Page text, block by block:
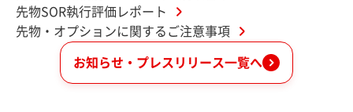
先物SOR執行評価レポート
先物・オプションに関するご注意事項
お知らせ・プレスリリース一覧へ